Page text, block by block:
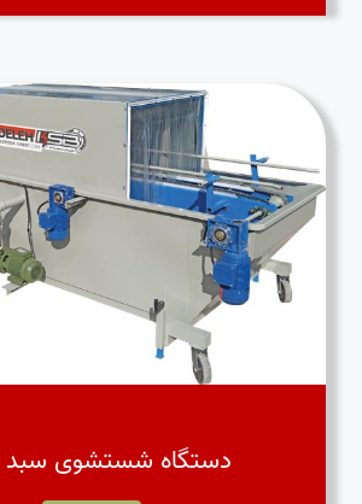
دستگاه شستشوی سبد